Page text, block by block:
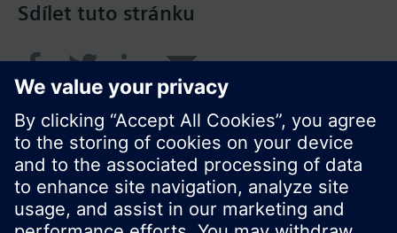
Sdílet tuto stránku